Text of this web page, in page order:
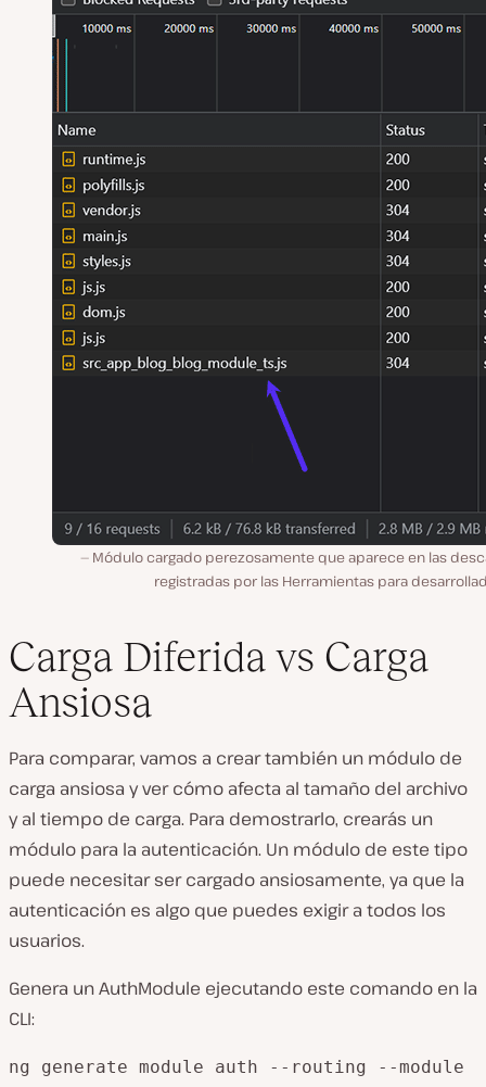
Módulo cargado perezosamente que aparece en las
registradas por las Herramientas para
Carga Diferida vs Carga
Ansiosa
Para comparar, vamos a crear también un módulo de
carga ansiosa y ver cómo afecta al tamaño del archivo
y al tiempo de carga. Para demostrarlo, crearás un
módulo para la autenticación. Un módulo de este tipo
puede necesitar ser cargado ansiosamente, ya que la
autenticación es algo que puedes exigir a todos los
usuarios.
Genera un AuthModule ejecutando este comando en la
CLI:
ng generate module auth --routing --module